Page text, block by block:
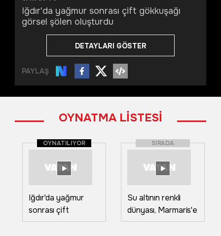
Iğdır'da yağmur sonrası çift gökkuşağı
görsel şölen oluşturdu
DETAYLARI GÖSTER
PAYLAŞ
OYNATMA LİSTESİ
OYNATILIYOR
Iğdır'da yağmur
sonrası çift
gökkuşağı görsel
SIRADA
Su altının renkli
dünyası, Marmaris'e
dalış turizmiyle